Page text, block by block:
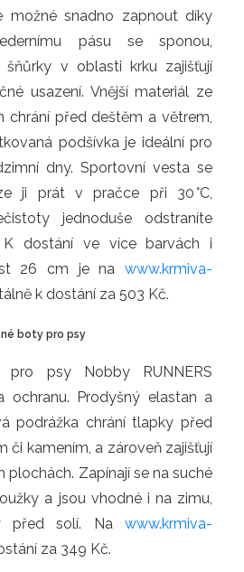
možné snadno zapnout díky
pásu se sponou,
šňůrky v oblasti krku zajišťují
usazení. Vnější materiál ze
chrání před deštěm a větrem,
podšívka je ideální pro
dny. Sportovní vesta se
ji prát v pračce při 30 °C,
jednoduše odstraníte
K dostání ve více barvách i
26 cm je na www.krmiva-
k dostání za 503 Kč.
boty pro psy
pro psy Nobby RUNNERS
ochranu. Prodyšný elastan a
podrážka chrání tlapky před
či kamením, a zároveň zajišťují
plochách. Zapínají se na suché
a jsou vhodné i na zimu,
před solí. Na www.krmiva-
za 349 Kč.